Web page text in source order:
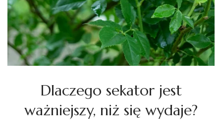
Dlaczego sekator jest
ważniejszy, niż się wydaje?